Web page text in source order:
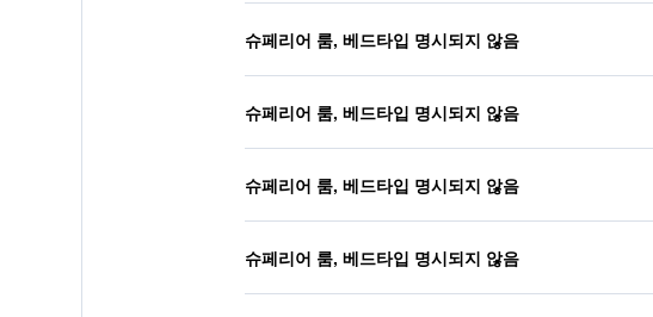
슈페리어 룸, 베드타입 명시되지 않음
슈페리어 룸, 베드타입 명시되지 않음
슈페리어 룸, 베드타입 명시되지 않음
슈페리어 룸, 베드타입 명시되지 않음